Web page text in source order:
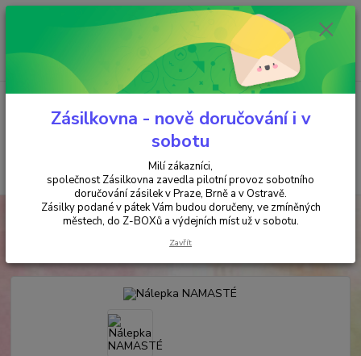
Minimální hodnota objednávky je 200 kč. Při nákupu nad 2000,- Kč je
požadována platba předem na účet.
Menu
+420 737 737 037
(Po-Pá, 9-18 hod.)
za
PRO DĚTI Nálepka NAMASTÉ
Nálepka NAMASTÉ
Zásilkovna - nově doručování i v
sobotu
Milí zákazníci,
společnost Zásilkovna zavedla pilotní provoz sobotního
doručování zásilek v Praze, Brně a v Ostravě.
Zásilky podané v pátek Vám budou doručeny, ve zmíněných
městech, do Z-BOXů a výdejních míst už v sobotu.
Zavřít